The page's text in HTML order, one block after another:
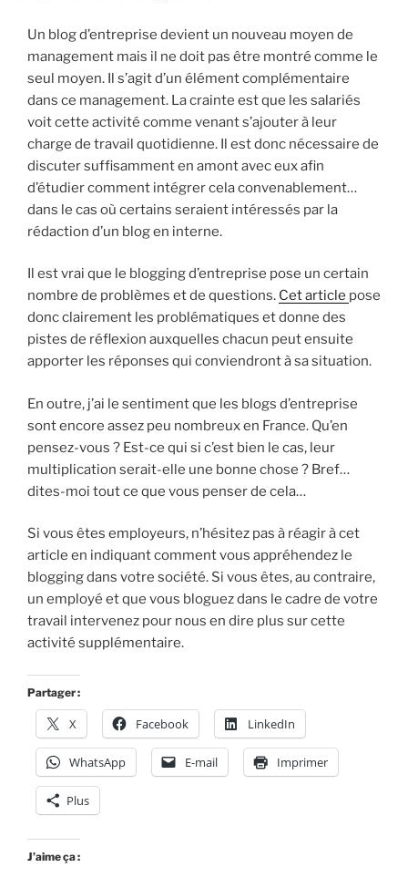
Un blog d’entreprise devient un nouveau moyen de
management mais il ne doit pas être montré comme le
seul moyen. Il s’agit d’un élément complémentaire
dans ce management. La crainte est que les salariés
voit cette activité comme venant s’ajouter à leur
charge de travail quotidienne. Il est donc nécessaire de
discuter suffisamment en amont avec eux afin
d’étudier comment intégrer cela convenablement…
dans le cas où certains seraient intéressés par la
rédaction d’un blog en interne.
Il est vrai que le blogging d’entreprise pose un certain
nombre de problèmes et de questions. Cet article pose
donc clairement les problématiques et donne des
pistes de réflexion auxquelles chacun peut ensuite
apporter les réponses qui conviendront à sa situation.
En outre, j’ai le sentiment que les blogs d’entreprise
sont encore assez peu nombreux en France. Qu’en
pensez-vous ? Est-ce qui si c’est bien le cas, leur
multiplication serait-elle une bonne chose ? Bref…
dites-moi tout ce que vous penser de cela…
Si vous êtes employeurs, n’hésitez pas à réagir à cet
article en indiquant comment vous appréhendez le
blogging dans votre société. Si vous êtes, au contraire,
un employé et que vous bloguez dans le cadre de votre
travail intervenez pour nous en dire plus sur cette
activité supplémentaire.
Partager :
X Facebook LinkedIn
WhatsApp E-mail Imprimer
Plus
J’aime ça :